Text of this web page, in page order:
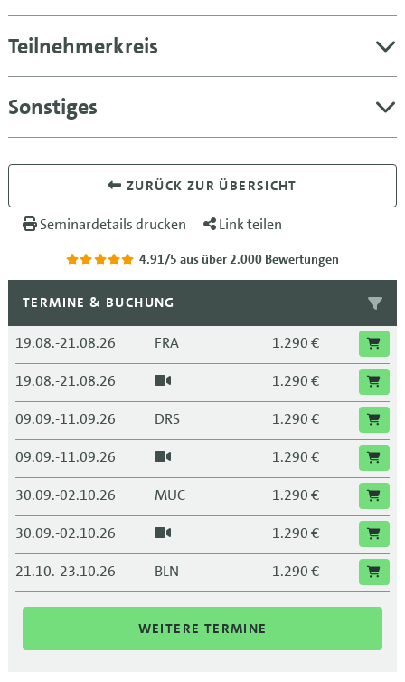
Teilnehmerkreis
Sonstiges
ZURÜCK ZUR ÜBERSICHT
Seminardetails drucken Link teilen
4.91/5 aus über 2.000 Bewertungen
TERMINE & BUCHUNG
19.08.-21.08.26 FRA
1.290 €
19.08.-21.08.26
1.290 €
09.09.-11.09.26
DRS
1.290 €
09.09.-11.09.26
1.290 €
30.09.-02.10.26
MUC
1.290 €
30.09.-02.10.26
1.290 €
21.10.-23.10.26
BLN
1.290 €
21.10.-23.10.26
1.290 €
11.11.-13.11.26
LEI
1.290 €
WEITERE TERMINE